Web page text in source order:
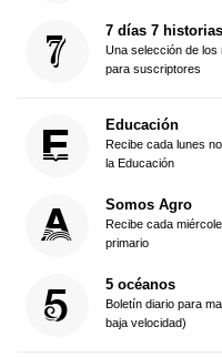
7 días 7 historias
Una selección de los
para suscriptores
Educación
Recibe cada lunes
la Educación
Somos Agro
Recibe cada
primario
5 océanos
Boletín diario para
baja velocidad)